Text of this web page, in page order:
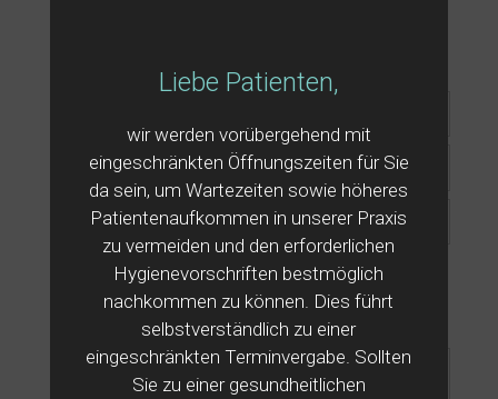
Liebe Patienten,
wir werden vorübergehend mit
eingeschränkten Öffnungszeiten für Sie
da sein, um Wartezeiten sowie höheres
Patientenaufkommen in unserer Praxis
zu vermeiden und den erforderlichen
Hygienevorschriften bestmöglich
nachkommen zu können. Dies führt
selbstverständlich zu einer
eingeschränkten Terminvergabe. Sollten
Sie zu einer gesundheitlichen
Ich habe die Datenschutzerklärung zur
Kenntnis genommen.